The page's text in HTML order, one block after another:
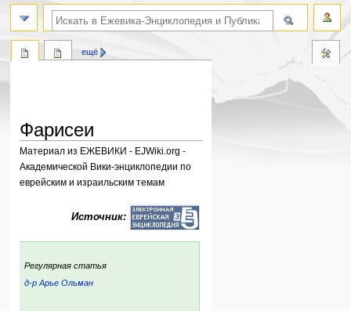
Фарисеи
Материал из ЕЖЕВИКИ - EJWiki.org -
Академической Вики-энциклопедии по
еврейским и израильским темам
Источник:
Регулярная статья
д-р Арье Ольман
ещё
поиск по словам